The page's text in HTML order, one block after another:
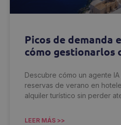
Picos de demanda
cómo gestionarlos
Descubre cómo un agente
reservas de verano en
alquiler turístico sin perder
LEER MÁS >>